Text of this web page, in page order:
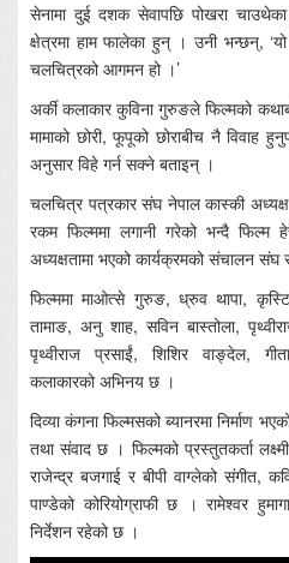
सेनामा दुई दशक सेवापछि पोखरा चाउथेका
क्षेत्रमा हाम फालेका हुन् । उनी भन्छन्,
चलचित्रको आगमन हो ।’
अर्की कलाकार कुविना गुरुङले फिल्मको
मामाको छोरी, फूपूको छोराबीच नै विवाह
अनुसार विहे गर्न सक्ने बताइन् ।
चलचित्र पत्रकार संघ नेपाल कास्की
रकम फिल्ममा लगानी गरेको भन्दै
अध्यक्षतामा भएको कार्यक्रमको संचालन
फिल्ममा माओत्से गुरुङ, ध्रुव थापा,
तामाङ, अनु शाह, सविन बास्तोला,
पृथ्वीराज प्रसाईं, शिशिर वाङ्देल,
कलाकारको अभिनय छ ।
दिव्या कंगना फिल्मसको ब्यानरमा निर्माण
तथा संवाद छ । फिल्मको प्रस्तुतकर्ता
राजेन्द्र बजगाई र बीपी वाग्लेको संगीत,
पाण्डेको कोरियोग्राफी छ । रामेश्वर
निर्देशन रहेको छ ।